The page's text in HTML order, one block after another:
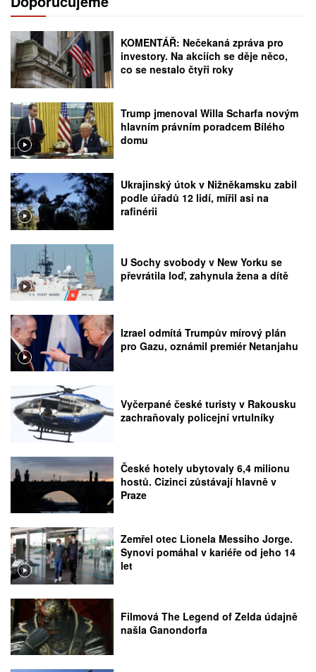
KOMENTÁŘ: Nečekaná zpráva pro
investory. Na akciích se děje něco,
co se nestalo čtyři roky
Trump jmenoval Willa Scharfa novým
hlavním právním poradcem Bílého
domu
Ukrajinský útok v Nižněkamsku zabil
podle úřadů 12 lidí, mířil asi na
rafinérii
U Sochy svobody v New Yorku se
převrátila loď, zahynula žena a dítě
Izrael odmítá Trumpův mírový plán
pro Gazu, oznámil premiér Netanjahu
Vyčerpané české turisty v Rakousku
zachraňovaly policejní vrtulníky
České hotely ubytovaly 6,4 milionu
hostů. Cizinci zůstávají hlavně v
Praze
Zemřel otec Lionela Messiho Jorge.
Synovi pomáhal v kariéře od jeho 14
let
Filmová The Legend of Zelda údajně
našla Ganondorfa